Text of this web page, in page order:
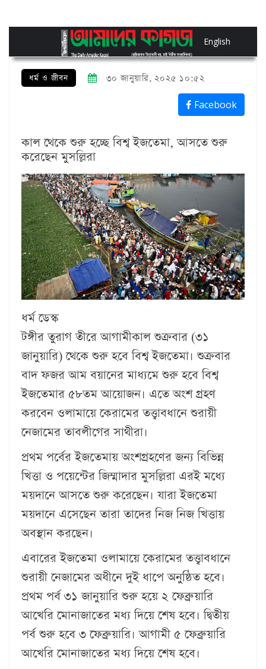
English
ধর্ম ও জীবন ৩০ জানুয়ারি, ২০২৫ ১০:৫২
Facebook
কাল থেকে শুরু হচ্ছে বিশ্ব ইজতেমা, আসতে শুরু
করেছেন মুসল্লিরা
ধর্ম ডেস্ক
টঙ্গীর তুরাগ তীরে আগামীকাল শুক্রবার (৩১
জানুয়ারি) থেকে শুরু হবে বিশ্ব ইজতেমা। শুক্রবার
বাদ ফজর আম বয়ানের মাধ্যমে শুরু হবে বিশ্ব
ইজতেমার ৫৮তম আয়োজন। এতে অংশ গ্রহণ
করবেন ওলামায়ে কেরামের তত্ত্বাবধানে শুরায়ী
নেজামের তাবলীগের সাথীরা।
প্রথম পর্বের ইজতেমায় অংশগ্রহণের জন্য বিভিন্ন
খিত্তা ও পয়েন্টের জিম্মাদার মুসল্লিরা এরই মধ্যে
ময়দানে আসতে শুরু করেছেন। যারা ইজতেমা
ময়দানে এসেছেন তারা তাদের নিজ নিজ খিত্তায়
অবস্থান করছেন।
এবারের ইজতেমা ওলামায়ে কেরামের তত্ত্বাবধানে
শুরায়ী নেজামের অধীনে দুই ধাপে অনুষ্ঠিত হবে।
প্রথম পর্ব ৩১ জানুয়ারি শুরু হয়ে ২ ফেব্রুয়ারি
আখেরি মোনাজাতের মধ্য দিয়ে শেষ হবে। দ্বিতীয়
পর্ব শুরু হবে ৩ ফেব্রুয়ারি। আগামী ৫ ফেব্রুয়ারি
আখেরি মোনাজাতের মধ্য দিয়ে শেষ হবে।